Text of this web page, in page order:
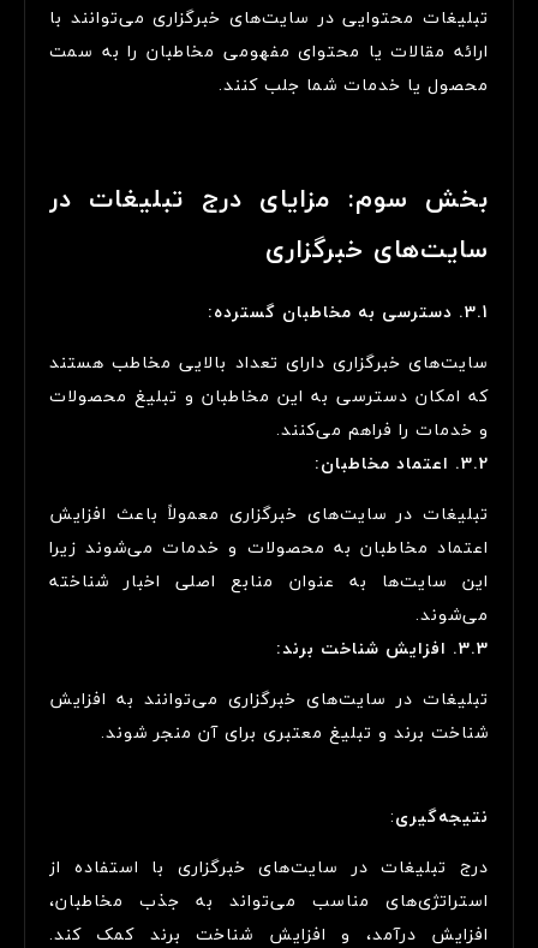
تبلیغات محتوایی در سایت‌های خبرگزاری می‌توانند با
ارائه مقالات یا محتوای مفهومی مخاطبان را به سمت
محصول یا خدمات شما جلب کنند.
بخش سوم: مزایای درج تبلیغات در
سایت‌های خبرگزاری
3.1. دسترسی به مخاطبان گسترده:
سایت‌های خبرگزاری دارای تعداد بالایی مخاطب هستند
که امکان دسترسی به این مخاطبان و تبلیغ محصولات
و خدمات را فراهم می‌کنند.
3.2. اعتماد مخاطبان:
تبلیغات در سایت‌های خبرگزاری معمولاً باعث افزایش
اعتماد مخاطبان به محصولات و خدمات می‌شوند زیرا
این سایت‌ها به عنوان منابع اصلی اخبار شناخته
می‌شوند.
3.3. افزایش شناخت برند:
تبلیغات در سایت‌های خبرگزاری می‌توانند به افزایش
شناخت برند و تبلیغ معتبری برای آن منجر شوند.
نتیجه‌گیری:
درج تبلیغات در سایت‌های خبرگزاری با استفاده از
استراتژی‌های مناسب می‌تواند به جذب مخاطبان،
افزایش درآمد، و افزایش شناخت برند کمک کند.